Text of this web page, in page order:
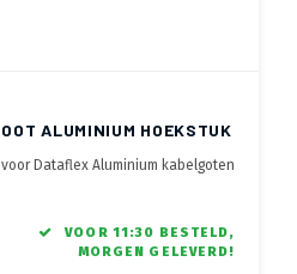
ALUMINIUM HOEKSTUK
voor Dataflex Aluminium kabelgoten
van Anti Slip ribbels
van 80% gerecycled aluminium
VOOR 11:30 BESTELD,
MORGEN GELEVERD!